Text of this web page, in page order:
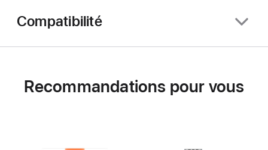
Compatibilité
Recommandations pour vous